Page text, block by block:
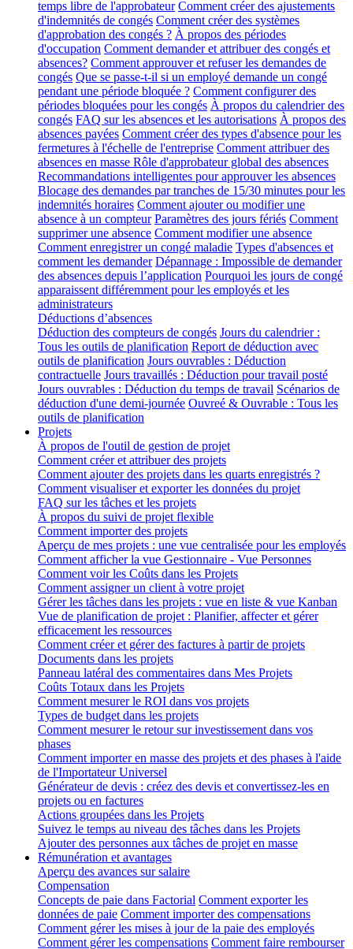
temps libre de l'approbateur Comment créer des ajustements
d'indemnités de congés Comment créer des systèmes
d'approbation des congés ? À propos des périodes
d'occupation Comment demander et attribuer des congés et
absences? Comment approuver et refuser les demandes de
congés Que se passe-t-il si un employé demande un congé
pendant une période bloquée ? Comment configurer des
périodes bloquées pour les congés À propos du calendrier des
congés FAQ sur les absences et les autorisations À propos des
absences payées Comment créer des types d'absence pour les
fermetures à l'échelle de l'entreprise Comment attribuer des
absences en masse Rôle d'approbateur global des absences
Recommandations intelligentes pour approuver les absences
Blocage des demandes par tranches de 15/30 minutes pour les
indemnités horaires Comment ajouter ou modifier une
absence à un compteur Paramètres des jours fériés Comment
supprimer une absence Comment modifier une absence
Comment enregistrer un congé maladie Types d'absences et
comment les demander Dépannage : Impossible de demander
des absences depuis l’application Pourquoi les jours de congé
apparaissent différemment pour les employés et les
administrateurs
Déductions d’absences
Déduction des compteurs de congés Jours du calendrier :
Tous les outils de planification Report de déduction avec
outils de planification Jours ouvrables : Déduction
contractuelle Jours travaillés : Déduction pour travail posté
Jours ouvrables : Déduction du temps de travail Scénarios de
déduction d'une demi-journée Ouvreé & Ouvrable : Tous les
outils de planification
Projets
À propos de l'outil de gestion de projet
Comment créer et attribuer des projets
Comment ajouter des projets dans les quarts enregistrés ?
Comment visualiser et exporter les données du projet
FAQ sur les tâches et les projets
À propos du suivi de projet flexible
Comment importer des projets
Aperçu de mes projets : une vue centralisée pour les employés
Comment afficher la vue Gestionnaire - Vue Personnes
Comment voir les Coûts dans les Projets
Comment assigner un client à votre projet
Gérer les tâches dans les projets : vue en liste & vue Kanban
Vue de planification de projet : Planifier, affecter et gérer
efficacement les ressources
Comment créer et gérer des factures à partir de projets
Documents dans les projets
Panneau latéral des commentaires dans Mes Projets
Coûts Totaux dans les Projets
Comment mesurer le ROI dans vos projets
Types de budget dans les projets
Comment mesurer le retour sur investissement dans vos
phases
Comment importer en masse des projets et des phases à l'aide
de l'Importateur Universel
Générateur de devis : créez des devis et convertissez-les en
projets ou en factures
Actions groupées dans les Projets
Suivez le temps au niveau des tâches dans les Projets
Ajouter des personnes aux tâches de projet en masse
Rémunération et avantages
Aperçu des avances sur salaire
Compensation
Concepts de paie dans Factorial Comment exporter les
données de paie Comment importer des compensations
Comment gérer les mises à jour de la paie des employés
Comment gérer les compensations Comment faire rembourser